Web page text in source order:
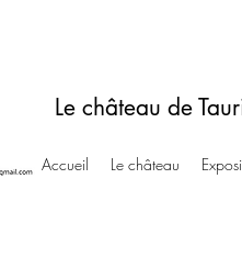
Le château de
Accueil Le château